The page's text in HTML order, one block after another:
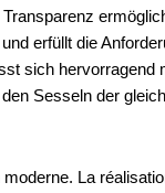
erfüllt die
sich hervorragend
Sesseln der
La